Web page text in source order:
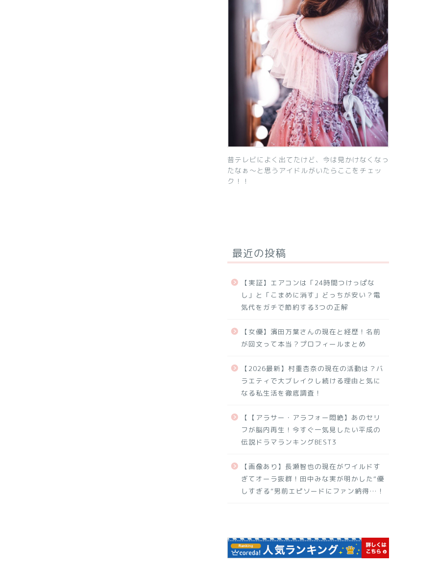
昔テレビによく出てたけど、今は見かけなくなっ
たなぁ～と思うアイドルがいたらここをチェッ
ク！！
最近の投稿
【実証】エアコンは「24時間つけっぱな
し」と「こまめに消す」どっちが安い？電
気代をガチで節約する3つの正解
【女優】濱田万葉さんの現在と経歴！名前
が回文って本当？プロフィールまとめ
【2026最新】村重杏奈の現在の活動は？バ
ラエティで大ブレイクし続ける理由と気に
なる私生活を徹底調査！
【【アラサー・アラフォー悶絶】あのセリ
フが脳内再生！今すぐ一気見したい平成の
伝説ドラマランキングBEST3
【画像あり】長瀬智也の現在がワイルドす
ぎてオーラ抜群！田中みな実が明かした“優
しすぎる”男前エピソードにファン納得…！